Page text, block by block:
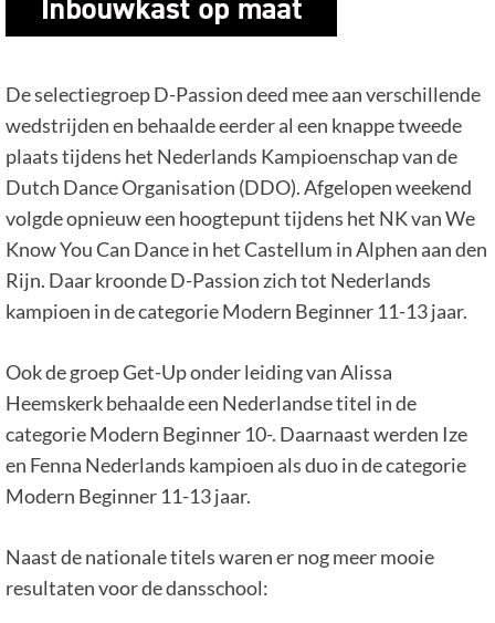
De selectiegroep D-Passion deed mee aan verschillende
wedstrijden en behaalde eerder al een knappe tweede
plaats tijdens het Nederlands Kampioenschap van de
Dutch Dance Organisation (DDO). Afgelopen weekend
volgde opnieuw een hoogtepunt tijdens het NK van We
Know You Can Dance in het Castellum in Alphen aan den
Rijn. Daar kroonde D-Passion zich tot Nederlands
kampioen in de categorie Modern Beginner 11-13 jaar.
Ook de groep Get-Up onder leiding van Alissa
Heemskerk behaalde een Nederlandse titel in de
categorie Modern Beginner 10-. Daarnaast werden Ize
en Fenna Nederlands kampioen als duo in de categorie
Modern Beginner 11-13 jaar.
Naast de nationale titels waren er nog meer mooie
resultaten voor de dansschool: